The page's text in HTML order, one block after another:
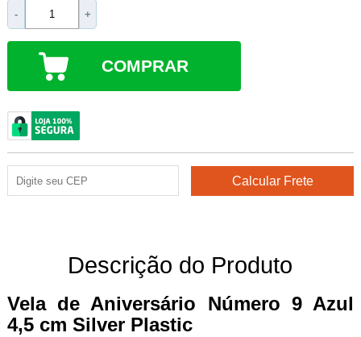
- +
COMPRAR
Descrição do Produto
Vela de Aniversário Número 9 Azul
4,5 cm Silver Plastic